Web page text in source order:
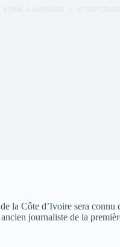
la Côte d’Ivoire sera
journaliste de la